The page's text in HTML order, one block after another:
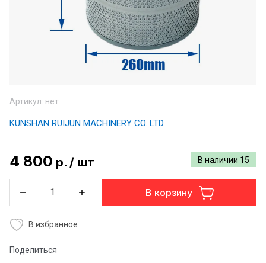
Артикул: нет
KUNSHAN RUIJUN MACHINERY CO. LTD
В наличии 15
4 800 р. / шт
В корзину
В избранное
Поделиться